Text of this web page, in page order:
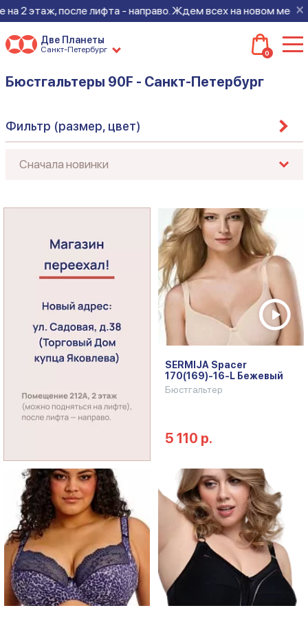
×
лифта - направо. Ждем всех на новом месте!
Две Планеты
Санкт-Петербург 0
Бюстгальтеры 90F - Санкт-Петербург
Фильтр (размер, цвет)
SERMIJA Spacer
170(169)-16-L Бежевый
Бюстгальтер
5 110 р.